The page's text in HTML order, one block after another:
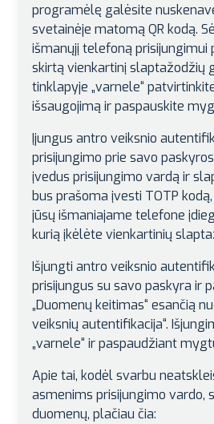
programėlę galėsite
svetainėje matomą QR kodą.
išmanųjį telefoną prisijungimui
skirtą vienkartinį slaptažodžių
tinklapyje „varnele“
išsaugojimą ir paspauskite
Įjungus antro veiksnio
prisijungimo prie savo
įvedus prisijungimo vardą ir
bus prašoma įvesti TOTP
jūsų išmaniajame telefone
kurią įkėlėte vienkartinių
Išjungti antro veiksnio
prisijungus su savo paskyra ir
„Duomenų keitimas“ esančią
veiksnių autentifikacija“.
„varnele“ ir paspaudžiant
Apie tai, kodėl svarbu
asmenims prisijungimo vardo,
duomenų, plačiau čia: